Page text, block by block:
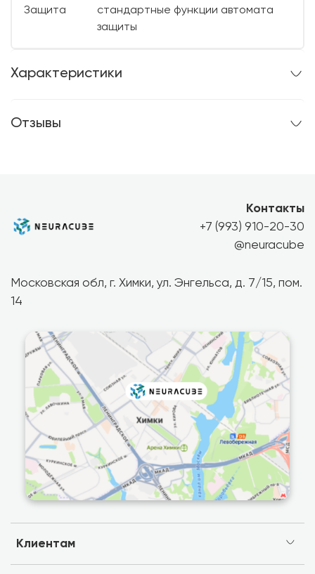
Защита
стандартные функции автомата
защиты
Характеристики
Отзывы
Контакты
+7 (993) 910-20-30
@neuracube
Клиентам
Московская обл, г. Химки, ул. Энгельса, д. 7/15, пом.
14